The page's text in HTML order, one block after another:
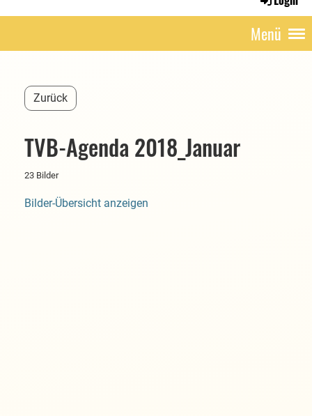
Menü
Zurück
TVB-Agenda 2018_Januar
23 Bilder
Bilder-Übersicht anzeigen